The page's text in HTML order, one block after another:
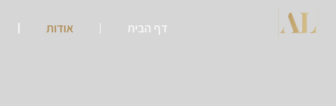
דף הבית אודות